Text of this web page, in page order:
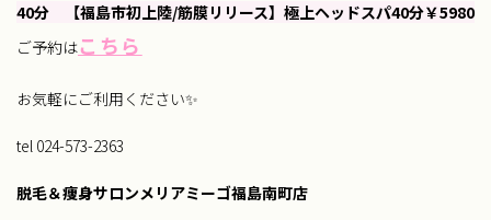
40分 【福島市初上陸/筋膜リリース】極上ヘッドスパ40分￥5980
ご予約はこちら
お気軽にご利用ください✨
tel 024-573-2363
脱毛＆痩身サロンメリアミーゴ福島南町店